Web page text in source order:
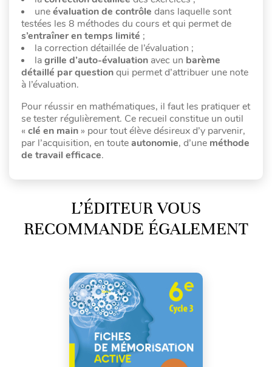
uneévaluation de contrôle dans laquelle sont
testées les 8 méthodes du cours et qui permet de
s’entraîner en temps limité ;
la correction détaillée de l’évaluation ;
lagrille d’auto-évaluation avec un barème
détaillé par questionqui permet d’attribuer une note
à l’évaluation.
Pour réussir en mathématiques, il faut les pratiquer et
se tester régulièrement. Ce recueil constitue un outil
« clé en main » pour tout élève désireux d’y parvenir,
par l’acquisition, en touteautonomie, d’une méthode
de travail efficace.
L’ÉDITEUR VOUS
RECOMMANDE ÉGALEMENT